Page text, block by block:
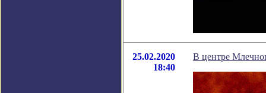
25.02.2020
18:40
В центре